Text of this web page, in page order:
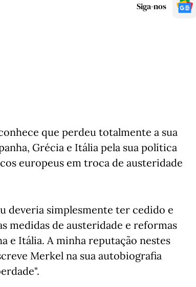
Siga-nos
que perdeu totalmente a sua
Grécia e Itália pela sua política
europeus em troca de austeridade
deveria simplesmente ter cedido e
medidas de austeridade e reformas
e Itália. A minha reputação nestes
Merkel na sua autobiografia